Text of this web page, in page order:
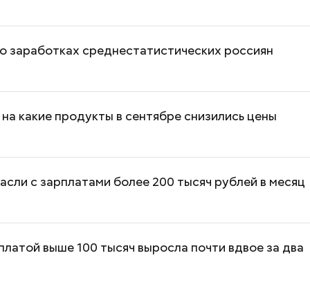
заработках среднестатистических россиян
какие продукты в сентябре снизились цены
с зарплатами более 200 тысяч рублей в месяц
выше 100 тысяч выросла почти вдвое за два